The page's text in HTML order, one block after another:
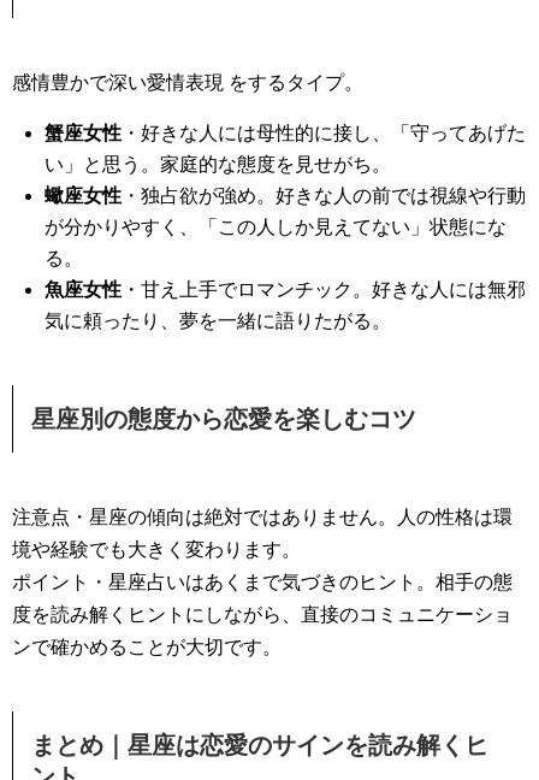
感情豊かで深い愛情表現 をするタイプ。
蟹座女性 ・好きな人には母性的に接し、「守ってあげた
い」と思う。家庭的な態度を見せがち。
蠍座女性 ・独占欲が強め。好きな人の前では視線や行動
が分かりやすく、「この人しか見えてない」状態にな
る。
魚座女性 ・甘え上手でロマンチック。好きな人には無邪
気に頼ったり、夢を一緒に語りたがる。
星座別の態度から恋愛を楽しむコツ
注意点・星座の傾向は絶対ではありません。人の性格は環
境や経験でも大きく変わります。
ポイント・星座占いはあくまで気づきのヒント。相手の態
度を読み解くヒントにしながら、直接のコミュニケーショ
ンで確かめることが大切です。
まとめ｜星座は恋愛のサインを読み解くヒ